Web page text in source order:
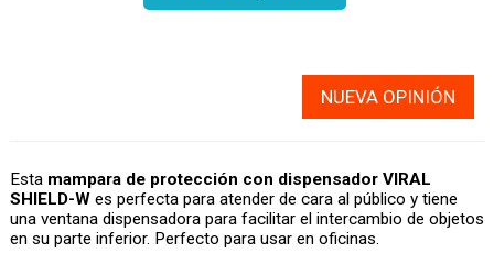
NUEVA OPINIÓN
Esta mampara de protección con dispensador VIRAL
SHIELD-Wes perfecta para atender de cara al público y tiene
una ventana dispensadora para facilitar el intercambio de objetos
en su parte inferior. Perfecto para usar en oficinas.